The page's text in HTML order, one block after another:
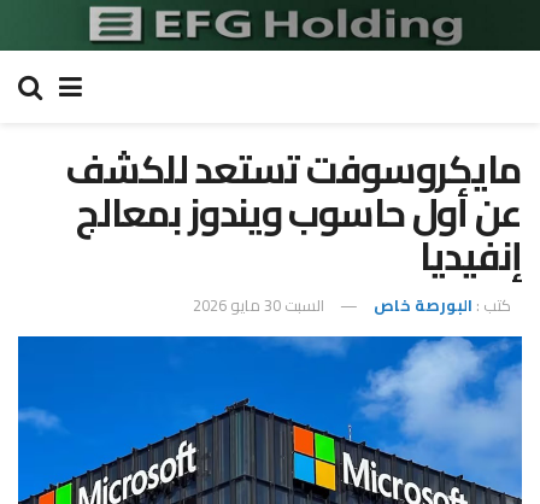
مايكروسوفت تستعد للكشف
عن أول حاسوب ويندوز بمعالج
إنفيديا
كتب : البورصة خاص السبت 30 مايو 2026